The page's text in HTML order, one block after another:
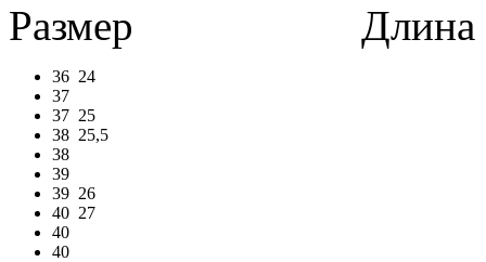
Размер
Длина в
36 24
37
37 25
38 25,5
38
39
39 26
40 27
40
40